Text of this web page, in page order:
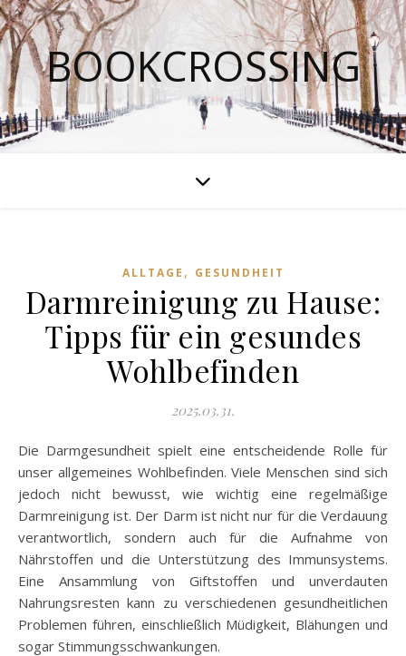
BOOKCROSSING
ALLTAGE , GESUNDHEIT
Darmreinigung zu Hause:
Tipps für ein gesundes
Wohlbefinden
2025.03.31.
Die Darmgesundheit spielt eine entscheidende Rolle für
unser allgemeines Wohlbefinden. Viele Menschen sind sich
jedoch nicht bewusst, wie wichtig eine regelmäßige
Darmreinigung ist. Der Darm ist nicht nur für die Verdauung
verantwortlich, sondern auch für die Aufnahme von
Nährstoffen und die Unterstützung des Immunsystems.
Eine Ansammlung von Giftstoffen und unverdauten
Nahrungsresten kann zu verschiedenen gesundheitlichen
Problemen führen, einschließlich Müdigkeit, Blähungen und
sogar Stimmungsschwankungen.